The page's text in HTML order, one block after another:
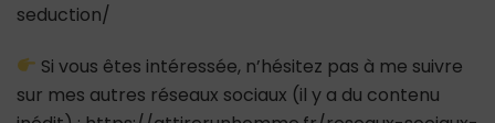
seduction/
Si vous êtes intéressée, n’hésitez pas à me suivre
sur mes autres réseaux sociaux (il y a du contenu